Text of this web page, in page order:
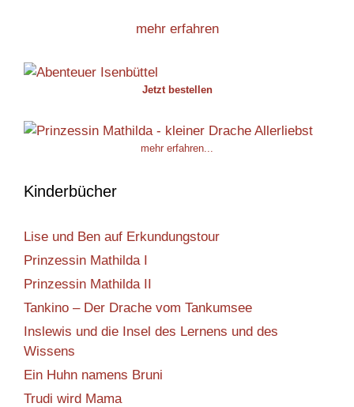
mehr erfahren
Jetzt bestellen
mehr erfahren...
Kinderbücher
Lise und Ben auf Erkundungstour
Prinzessin Mathilda I
Prinzessin Mathilda II
Tankino – Der Drache vom Tankumsee
Inslewis und die Insel des Lernens und des
Wissens
Ein Huhn namens Bruni
Trudi wird Mama